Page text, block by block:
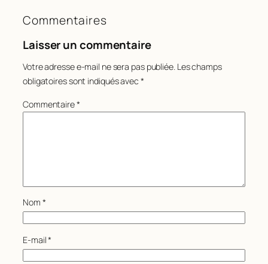
Commentaires
Laisser un commentaire
Votre adresse e-mail ne sera pas publiée. Les champs
obligatoires sont indiqués avec *
Commentaire*
Nom *
E-mail*